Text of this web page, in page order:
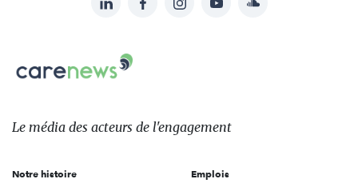
sur:
Carenews,
Le
des
l'engagement
Le média des acteurs de l'engagement
Notre histoire
Emplois